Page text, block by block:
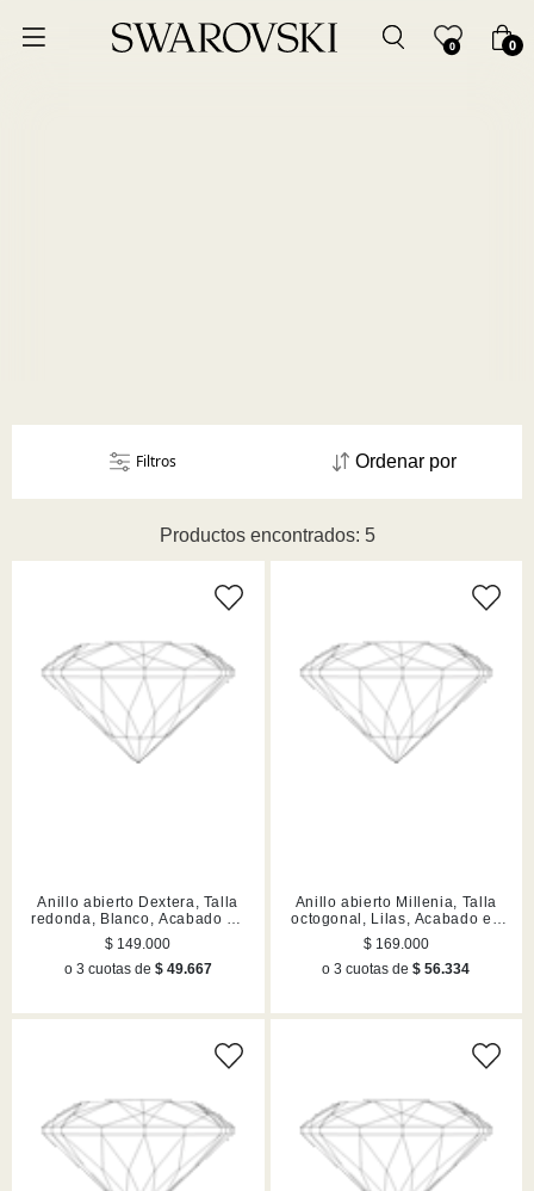
0 0
Productos encontrados: 5
Ordenar por
Ordenar por
Fecha de lanzamiento
Filtros
Anillo abierto Dextera, Talla
redonda, Blanco, Acabado en
tono oro
$ 149.000
o 3 cuotas de $ 49.667
Anillo abierto Millenia, Talla
octogonal, Lilas, Acabado en
tono oro
$ 169.000
o 3 cuotas de$ 56.334